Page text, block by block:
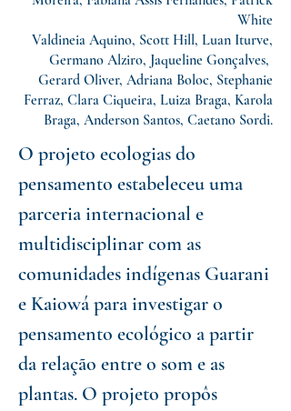
White
Valdineia Aquino, Scott Hill, Luan Iturve,
Germano Alziro, Jaqueline Gonçalves,
Gerard Oliver, Adriana Boloc, Stephanie
Ferraz, Clara Ciqueira, Luiza Braga, Karola
Braga, Anderson Santos, Caetano Sordi.
O projeto ecologias do
pensamento estabeleceu uma
parceria internacional e
multidisciplinar com as
comunidades indígenas Guarani
e Kaiowá para investigar o
pensamento ecológico a partir
da relação entre o som e as
plantas. O projeto propôs